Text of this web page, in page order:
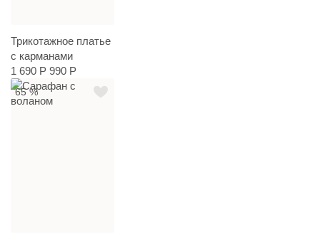
Трикотажное платье
с карманами
1 690 Р 990 Р
65 %